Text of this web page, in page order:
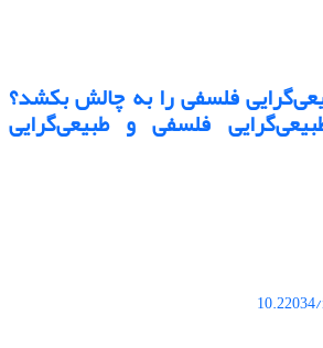
فلسفی را به چالش بکشد؟
فلسفی و طبیعی‌گرایی